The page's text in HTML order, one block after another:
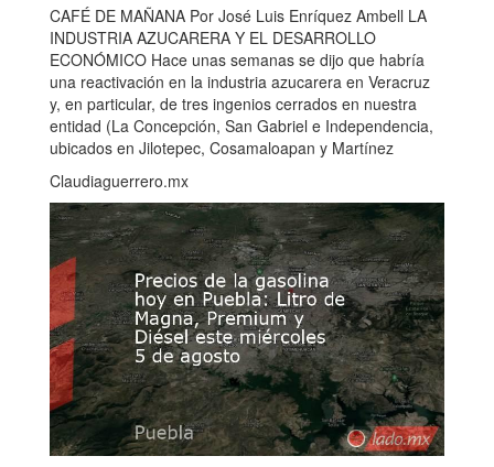
CAFÉ DE MAÑANA Por José Luis Enríquez Ambell LA
INDUSTRIA AZUCARERA Y EL DESARROLLO
ECONÓMICO Hace unas semanas se dijo que habría
una reactivación en la industria azucarera en Veracruz
y, en particular, de tres ingenios cerrados en nuestra
entidad (La Concepción, San Gabriel e Independencia,
ubicados en Jilotepec, Cosamaloapan y Martínez
Claudiaguerrero.mx